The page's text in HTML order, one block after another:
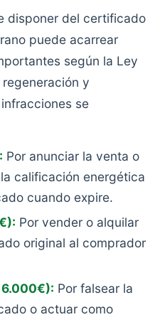
disponer del certificado
puede acarrear
según la Ley
y
se
Por anunciar la venta o
calificación energética
cuando expire.
Por vender o alquilar
original al comprador
6.000€): Por falsear la
o actuar como